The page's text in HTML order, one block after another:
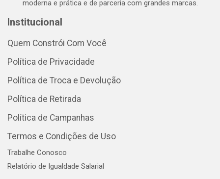
moderna e prática e de parceria com grandes marcas.
Institucional
Quem Constrói Com Você
Política de Privacidade
Política de Troca e Devolução
Política de Retirada
Política de Campanhas
Termos e Condições de Uso
Trabalhe Conosco
Relatório de Igualdade Salarial